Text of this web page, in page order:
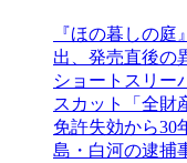
『ほの暮しの庭
出、発売直後の
ショートスリー
スカット「全財
免許失効から30
島・白河の逮捕